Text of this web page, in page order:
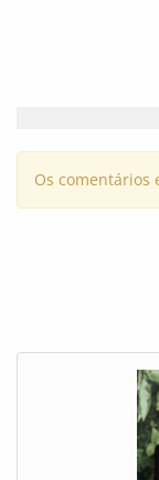
Os comentários